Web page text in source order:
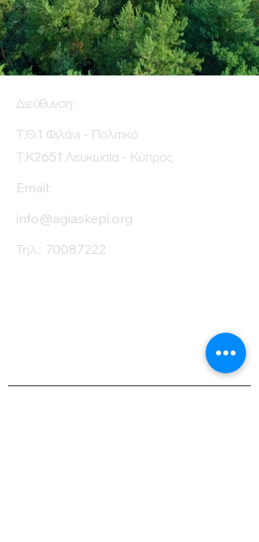
Διεύθυνση:
Τ.Θ.1 Φιλάνι - Πολιτικό
Τ.Κ2651 Λευκωσία - Κύπρος
Email:
info@agiaskepi.org
Τηλ.: 70087222